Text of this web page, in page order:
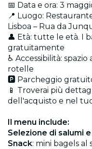
📅 Data e ora: 3
📍 Luogo:
Lisboa – Rua da
👤 Età: tutte le età. I
gratuitamente
♿ Accessibilità:
rotelle
🅿️ Parcheggio
📱 Troverai più
dell'acquisto e nel
Il menu include:
Selezione di salumi
Snack: mini bagels al